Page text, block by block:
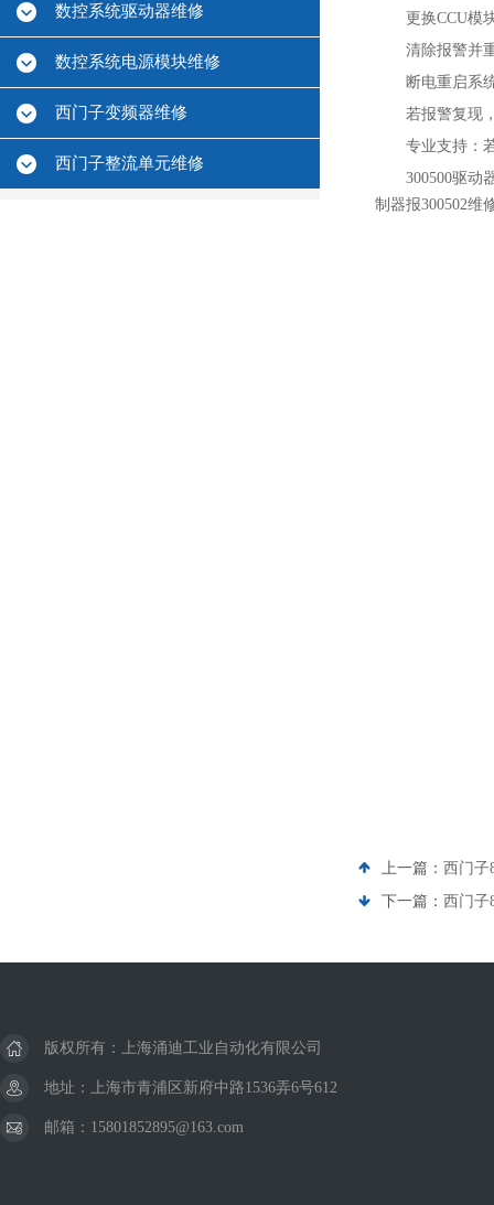
数控系统驱动器维修
数控系统电源模块维修
西门子变频器维修
西门子整流单元维修
更换CCU模
清除报警并
断电重启系
若报警复现
专业支持‌：
300500驱动
制器报300502维
上一篇： 西门子
下一篇： 西门子
版权所有：上海涌迪工业自动化有限公司
地址：上海市青浦区新府中路1536弄6号612
邮箱：15801852895@163.com